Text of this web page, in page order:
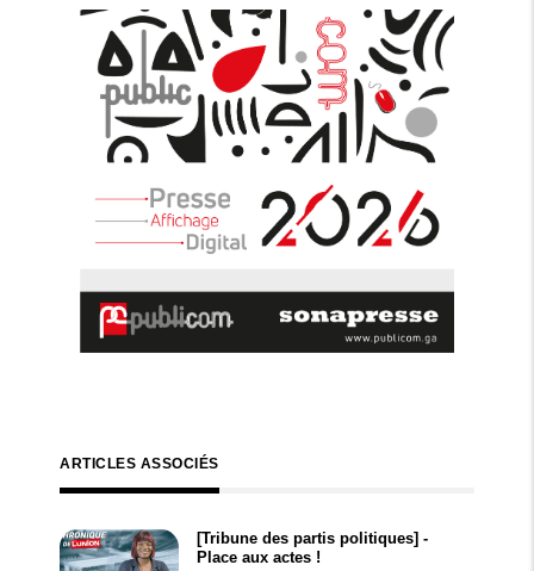
ARTICLES ASSOCIÉS
[Tribune des partis politiques] -
Place aux actes !